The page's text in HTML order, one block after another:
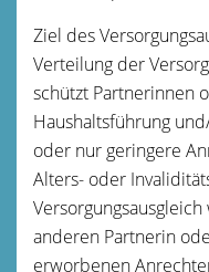
Ziel des
Verteilung der
schützt Partnerinnen
Haushaltsführung
oder nur geringere
Alters- oder
anderen Partnerin
erworbenen